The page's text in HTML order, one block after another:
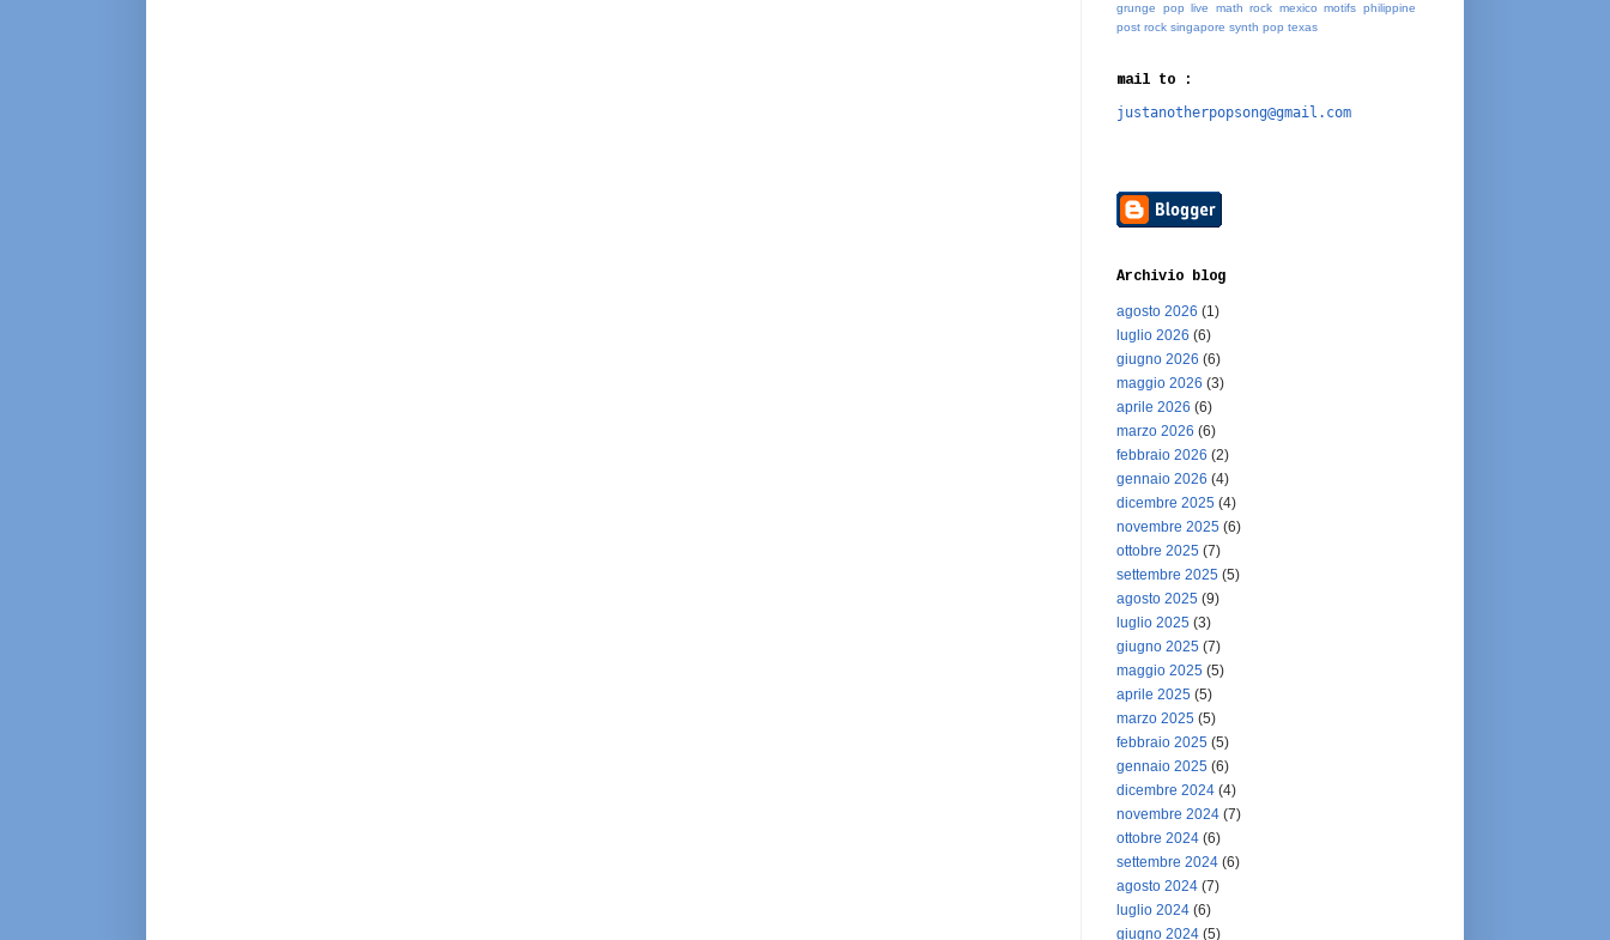
grunge pop live math rock mexico motifs philippine
post rock singapore synth pop texas
mail to :
justanotherpopsong@gmail.com
Archivio blog
agosto 2026 (1)
luglio 2026 (6)
giugno 2026 (6)
maggio 2026 (3)
aprile 2026 (6)
marzo 2026 (6)
febbraio 2026 (2)
gennaio 2026 (4)
dicembre 2025 (4)
novembre 2025 (6)
ottobre 2025 (7)
settembre 2025 (5)
agosto 2025 (9)
luglio 2025 (3)
giugno 2025 (7)
maggio 2025 (5)
aprile 2025 (5)
marzo 2025 (5)
febbraio 2025 (5)
gennaio 2025 (6)
dicembre 2024 (4)
novembre 2024 (7)
ottobre 2024 (6)
settembre 2024 (6)
agosto 2024 (7)
luglio 2024 (6)
giugno 2024 (5)